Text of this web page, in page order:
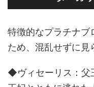
特徴的なプラチナブ
ため、混乱せずに見
◆ヴィセーリス：父